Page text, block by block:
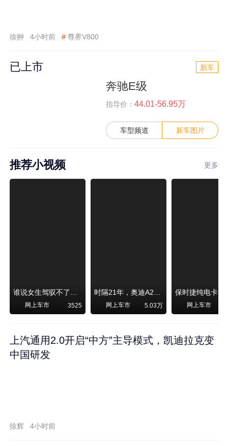
徐翀 4小时前 # 尊界V800
已上市 新车
奔驰E级
指导价： 44.01-56.95万
车型频道 新车图片
推荐小视频 更多
谁说女生驾驭不了大SUV？看我开问界M6驰骋坝上草原！
网上车市 3525
时隔21年，奥迪A2强势归来！
网上车市 5.03万 网上车市
上汽通用2.0开启“中方”主导模式，凯迪拉克变
中国研发
徐辉 4小时前